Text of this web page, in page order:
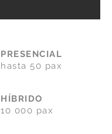
PRESENCIAL
hasta 50 pax
HÍBRIDO
10 000 pax